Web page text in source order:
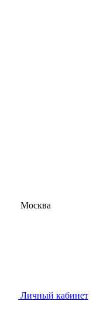
Москва
Личный кабинет